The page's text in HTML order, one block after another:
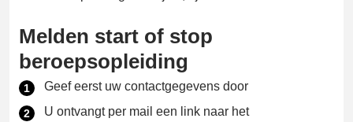
Melden start of stop
beroepsopleiding
Geef eerst uw contactgegevens door
U ontvangt per mail een link naar het